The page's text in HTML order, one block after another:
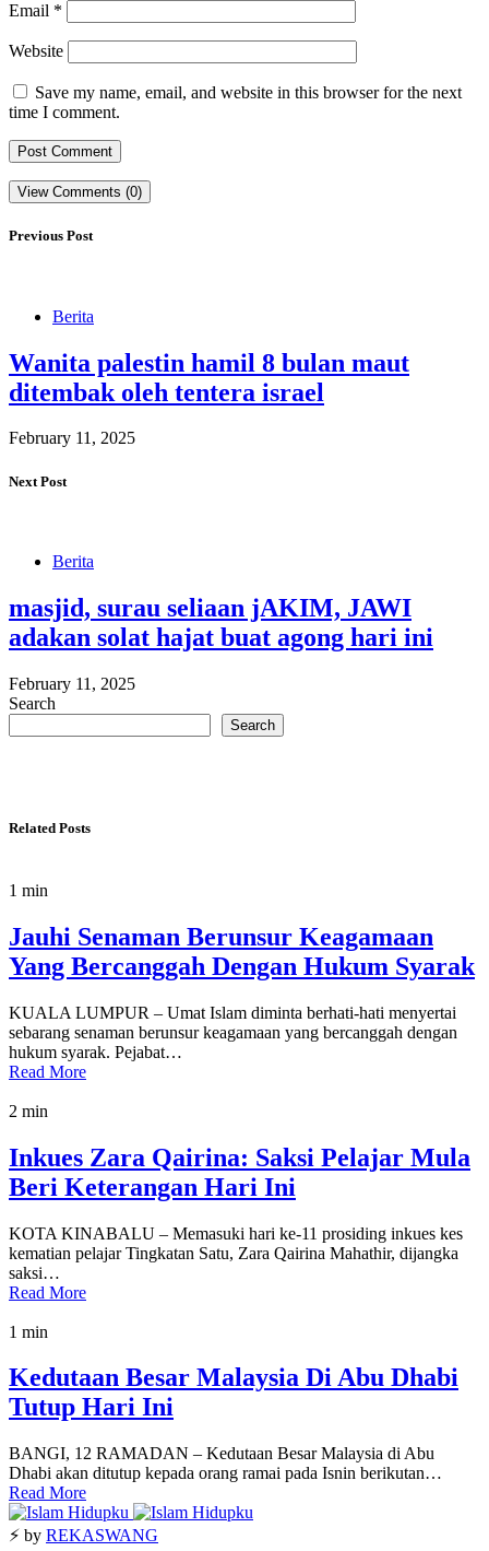
Email *
Website
Save my name, email, and website in this browser for the next
time I comment.
View Comments (0)
Previous Post
Berita
Wanita palestin hamil 8 bulan maut
ditembak oleh tentera israel
February 11, 2025
Next Post
Berita
masjid, surau seliaan jAKIM, JAWI
adakan solat hajat buat agong hari ini
February 11, 2025
Search
Search
Related Posts
1 min
Jauhi Senaman Berunsur Keagamaan
Yang Bercanggah Dengan Hukum Syarak
KUALA LUMPUR – Umat Islam diminta berhati-hati menyertai
sebarang senaman berunsur keagamaan yang bercanggah dengan
hukum syarak. Pejabat…
Read More
2 min
Inkues Zara Qairina: Saksi Pelajar Mula
Beri Keterangan Hari Ini
KOTA KINABALU – Memasuki hari ke-11 prosiding inkues kes
kematian pelajar Tingkatan Satu, Zara Qairina Mahathir, dijangka
saksi…
Read More
1 min
Kedutaan Besar Malaysia Di Abu Dhabi
Tutup Hari Ini
BANGI, 12 RAMADAN – Kedutaan Besar Malaysia di Abu
Dhabi akan ditutup kepada orang ramai pada Isnin berikutan…
Read More
⚡ by REKASWANG